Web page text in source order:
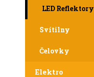
LED Reflektory
Svítilny
Čelovky
Elektro